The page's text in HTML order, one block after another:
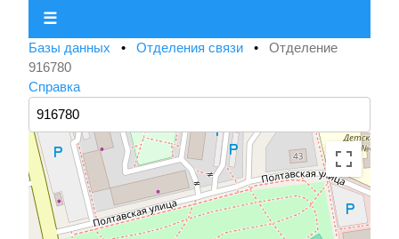
☰
Базы данных • Отделения связи • Отделение
916780
Справка